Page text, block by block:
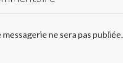
ne sera pas publiée.